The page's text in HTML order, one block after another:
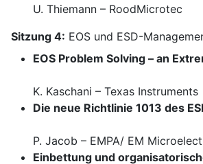
U. Thiemann – RoodMicrotec
Sitzung 4: EOS und ESD-
EOS Problem Solving – an
K. Kaschani – Texas Instruments
Die neue Richtlinie 1013 des
P. Jacob – EMPA/ EM
Einbettung und